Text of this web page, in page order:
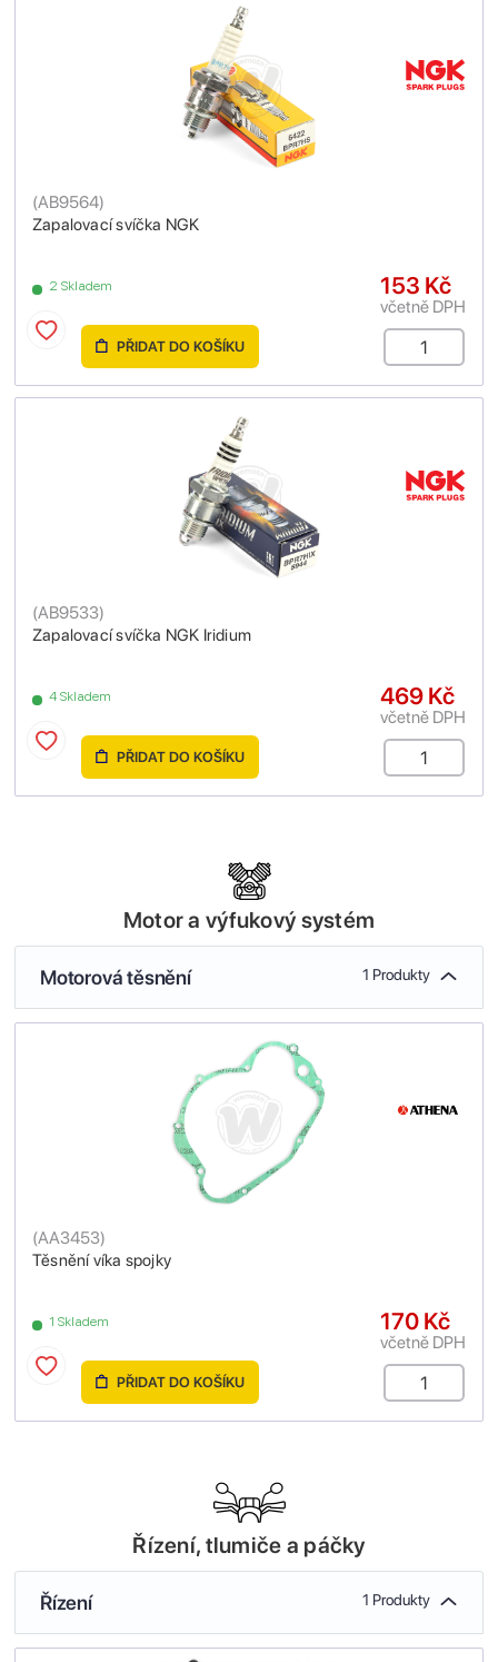
Zapalovací svíčka NGK
(AB9564)
2 Skladem 153 Kč
včetně DPH
PŘIDAT DO KOŠÍKU
Zapalovací svíčka NGK Iridium
(AB9533)
4 Skladem 469 Kč
včetně DPH
PŘIDAT DO KOŠÍKU
Motor a výfukový systém
Motorová těsnění 1 Produkty
Těsnění víka spojky
(AA3453)
1 Skladem 170 Kč
včetně DPH
PŘIDAT DO KOŠÍKU
Řízení, tlumiče a páčky
Řízení 1 Produkty